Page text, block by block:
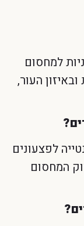
למחסום
העור,
לפצעונים
המחסום